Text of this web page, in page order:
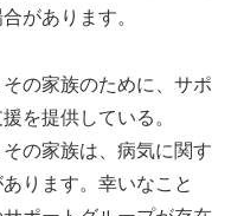
があります。
の家族のために、サポ
を提供している。
の家族は、病気に関す
ります。幸いなこと